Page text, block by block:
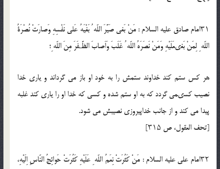
۳۱امام صادق عليه السلام : مَنْ بَغى صَيَّرَ اللّه ُ بَغْيَهُ عَلى نَفْسِهِ وَصارَتْ نُصْرَةُ
اللّه ِ لِمَنْ بَغىعَلَيْهِ وَمَنْ نَصَرَهُ اللّه ُ غَلَبَ وَاَصابَ الظَّـفَرَ مِنَ اللّه ِ؛
هر كس ستم كند خداوند ستمش را به خود او باز مى گرداند و يارى خدا
نصيب كسىمى گردد كه به او ستم شده و كسى كه خدا او را يارى كند غلبه
پيدا مى كند و از جانب خداپيروزى نصيبش مى شود.
[تحف العقول، ص ۳۱۵]
۳۲امام على عليه السلام : مَنْ كَثُرَتْ نِعَمُ اللّه ِ عَلَيْهِ كَثُرَتْ حَوائِجُ النّاسِ اِلَيْهِ،